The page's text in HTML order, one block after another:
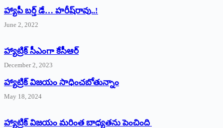
హ్యాపీ బర్త్ ‌డే… హరీష్‌రావు..!
June 2, 2022
హ్యాట్రిక్‌ ‌సీఎంగా కేసీఆర్‌
December 2, 2023
హ్యాట్రిక్‌ విజయం సాధించబోతున్నాం
May 18, 2024
హ్యాట్రిక్ విజయం మరింత బాధ్యతను పెంచింది